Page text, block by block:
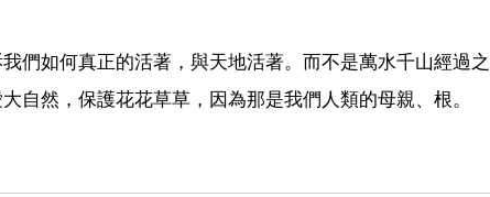
們如何真正的活著，與天地活著。而不是萬水千山經過
自然，保護花花草草，因為那是我們人類的母親、根。